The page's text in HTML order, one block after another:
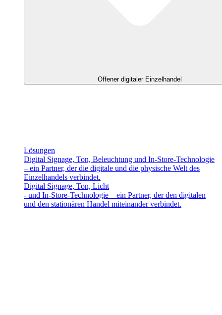
Offener digitaler Einzelhandel
Lösungen
Digital Signage, Ton, Beleuchtung und In-Store-Technologie
– ein Partner, der die digitale und die physische Welt des
Einzelhandels verbindet.
Digital Signage, Ton, Licht
- und In-Store-Technologie – ein Partner, der den digitalen
und den stationären Handel miteinander verbindet.